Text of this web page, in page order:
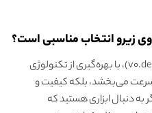
زیرو انتخاب مناسبی است؟
هوش مصنوعی وی زیرو یا وی صفر (v0.dev)، با بهره‌گیری از تکنولوژی
سرعت می‌بخشد، بلکه کیفیت و
به دنبال ابزاری هستید که